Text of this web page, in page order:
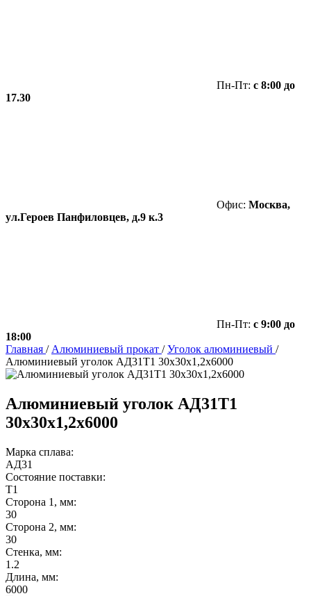
Пн-Пт: с 8:00 до
17.30
Офис: Москва,
ул.Героев Панфиловцев, д.9 к.3
Пн-Пт: с 9:00 до
18:00
Главная / Алюминиевый прокат / Уголок алюминиевый /
Алюминиевый уголок АД31Т1 30х30х1,2х6000
Алюминиевый уголок АД31Т1
30х30х1,2х6000
Марка сплава:
АД31
Состояние поставки:
Т1
Сторона 1, мм:
30
Сторона 2, мм:
30
Стенка, мм:
1.2
Длина, мм:
6000